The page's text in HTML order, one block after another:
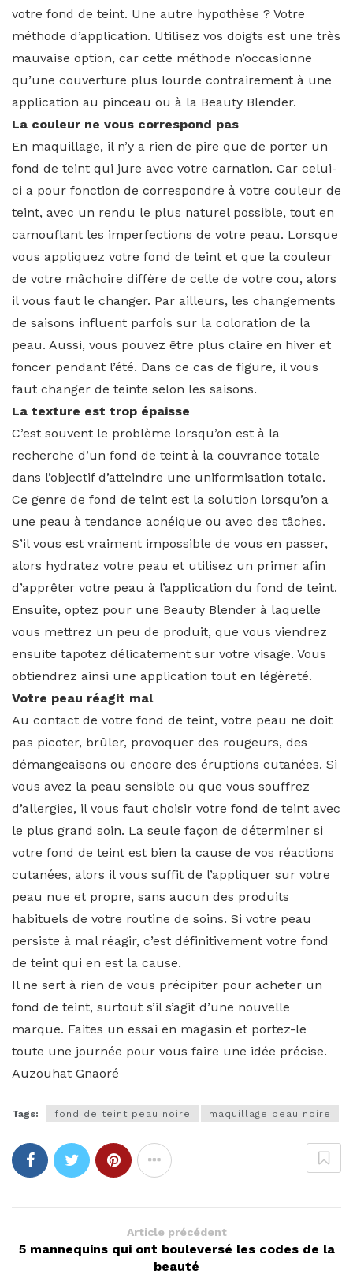
votre fond de teint. Une autre hypothèse ? Votre
méthode d’application. Utilisez vos doigts est une très
mauvaise option, car cette méthode n’occasionne
qu’une couverture plus lourde contrairement à une
application au pinceau ou à la Beauty Blender.
La couleur ne vous correspond pas
En maquillage, il n’y a rien de pire que de porter un
fond de teint qui jure avec votre carnation. Car celui-
ci a pour fonction de correspondre à votre couleur de
teint, avec un rendu le plus naturel possible, tout en
camouflant les imperfections de votre peau. Lorsque
vous appliquez votre fond de teint et que la couleur
de votre mâchoire diffère de celle de votre cou, alors
il vous faut le changer. Par ailleurs, les changements
de saisons influent parfois sur la coloration de la
peau. Aussi, vous pouvez être plus claire en hiver et
foncer pendant l’été. Dans ce cas de figure, il vous
faut changer de teinte selon les saisons.
La texture est trop épaisse
C’est souvent le problème lorsqu’on est à la
recherche d’un fond de teint à la couvrance totale
dans l’objectif d’atteindre une uniformisation totale.
Ce genre de fond de teint est la solution lorsqu’on a
une peau à tendance acnéique ou avec des tâches.
S’il vous est vraiment impossible de vous en passer,
alors hydratez votre peau et utilisez un primer afin
d’apprêter votre peau à l’application du fond de teint.
Ensuite, optez pour une Beauty Blender à laquelle
vous mettrez un peu de produit, que vous viendrez
ensuite tapotez délicatement sur votre visage. Vous
obtiendrez ainsi une application tout en légèreté.
Votre peau réagit mal
Au contact de votre fond de teint, votre peau ne doit
pas picoter, brûler, provoquer des rougeurs, des
démangeaisons ou encore des éruptions cutanées. Si
vous avez la peau sensible ou que vous souffrez
d’allergies, il vous faut choisir votre fond de teint avec
le plus grand soin. La seule façon de déterminer si
votre fond de teint est bien la cause de vos réactions
cutanées, alors il vous suffit de l’appliquer sur votre
peau nue et propre, sans aucun des produits
habituels de votre routine de soins. Si votre peau
persiste à mal réagir, c’est définitivement votre fond
de teint qui en est la cause.
Il ne sert à rien de vous précipiter pour acheter un
fond de teint, surtout s’il s’agit d’une nouvelle
marque. Faites un essai en magasin et portez-le
toute une journée pour vous faire une idée précise.
Auzouhat Gnaoré
Tags: fond de teint peau noire maquillage peau noire
Article précédent
5 mannequins qui ont bouleversé les codes de la
beauté